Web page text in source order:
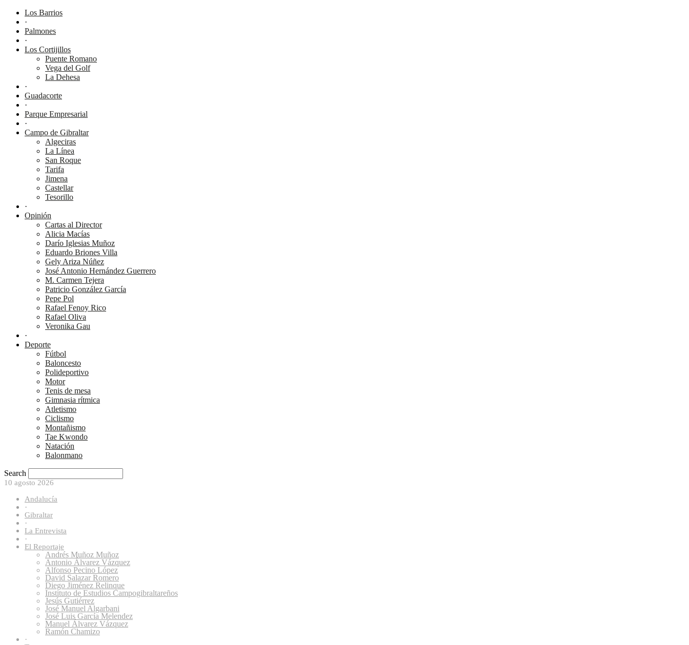
Los Barrios
·
Palmones
·
Los Cortijillos
Puente Romano
Vega del Golf
La Dehesa
·
Guadacorte
·
Parque Empresarial
·
Campo de Gibraltar
Algeciras
La Línea
San Roque
Tarifa
Jimena
Castellar
Tesorillo
·
Opinión
Cartas al Director
Alicia Macías
Darío Iglesias Muñoz
Eduardo Briones Villa
Gely Ariza Núñez
José Antonio Hernández Guerrero
M. Carmen Tejera
Patricio González García
Pepe Pol
Rafael Fenoy Rico
Rafael Oliva
Veronika Gau
·
Deporte
Fútbol
Baloncesto
Polideportivo
Motor
Tenis de mesa
Gimnasia rítmica
Atletismo
Ciclismo
Montañismo
Tae Kwondo
Natación
Balonmano
Search
10 agosto 2026
Andalucía
·
Gibraltar
·
La Entrevista
·
El Reportaje
Andrés Muñoz Muñoz
Antonio Álvarez Vázquez
Alfonso Pecino López
David Salazar Romero
Diego Jiménez Relinque
Instituto de Estudios Campogibraltareños
Jesús Gutiérrez
José Manuel Algarbani
José Luis García Melendez
Manuel Álvarez Vázquez
Ramón Chamizo
·